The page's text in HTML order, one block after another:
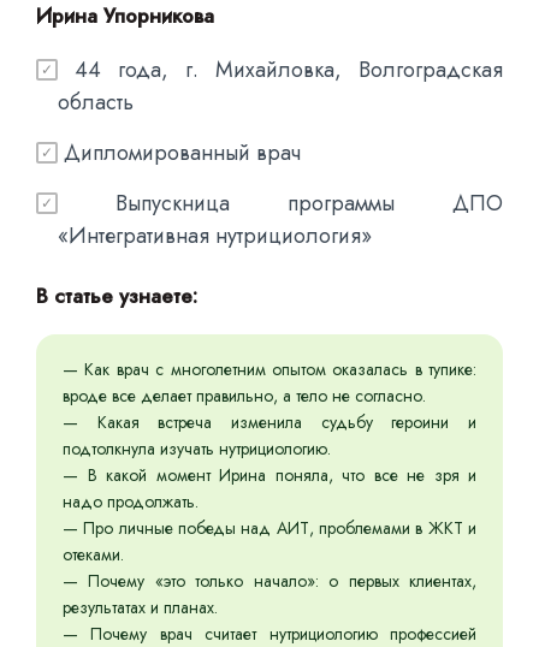
Ирина Упорникова
✓
44 года, г. Михайловка, Волгоградская
область
✓ Дипломированный врач
✓
Выпускница программы ДПО
«Интегративная нутрициология»
В статье узнаете:
— Как врач с многолетним опытом оказалась в тупике:
вроде все делает правильно, а тело не согласно.
— Какая встреча изменила судьбу героини и
подтолкнула изучать нутрициологию.
— В какой момент Ирина поняла, что все не зря и
надо продолжать.
— Про личные победы над АИТ, проблемами в ЖКТ и
отеками.
— Почему «это только начало»: о первых клиентах,
результатах и планах.
— Почему врач считает нутрициологию профессией